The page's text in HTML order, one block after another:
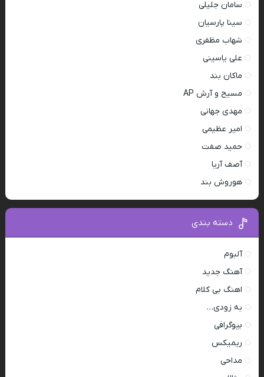
سامان جلیلی
سینا پارسیان
شهاب مظفری
علی یاسینی
ماکان بند
مسیح و آرش AP
مهدی جهانی
امیر عظیمی
حمید صفت
آصف آریا
هوروش بند
دسته بندی
آلبوم
آهنگ جدید
اهنگ بی کلام
به زودی…
بیوگرافی
ریمیکس
مداحی